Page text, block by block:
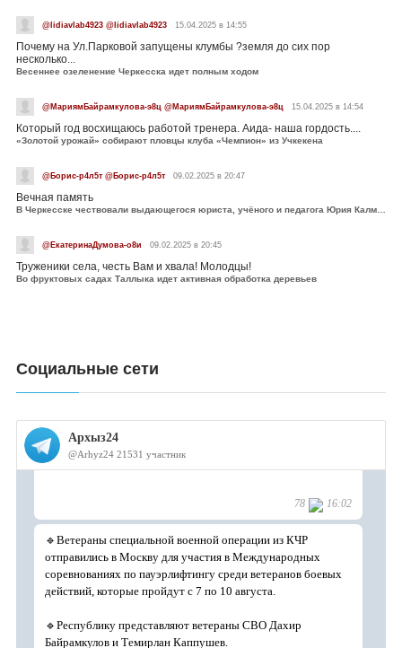
@lidiavlab4923 @lidiavlab4923 15.04.2025 в 14:55
Почему на Ул.Парковой запущены клумбы ?земля до сих пор
несколько...
Весеннее озеленение Черкесска идет полным ходом
@МариямБайрамкулова-э8ц @МариямБайрамкулова-э8ц 15.04.2025 в 14:54
Который год восхищаюсь работой тренера. Аида- наша гордость....
«Золотой урожай» собирают пловцы клуба «Чемпион» из Учкекена
@Борис-р4л5т @Борис-р4л5т 09.02.2025 в 20:47
Вечная память
В Черкесске чествовали выдающегося юриста, учёного и педагога Юрия Калмыкова
@ЕкатеринаДумова-о8и 09.02.2025 в 20:45
Труженики села, честь Вам и хвала! Молодцы!
Во фруктовых садах Таллыка идет активная обработка деревьев
Социальные сети